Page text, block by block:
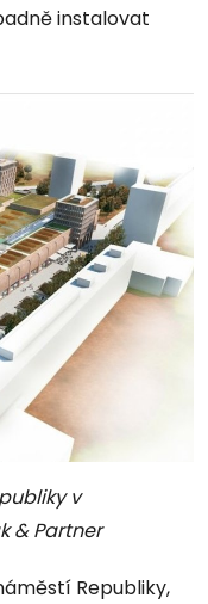
instalovat
v
& Partner
Republiky,